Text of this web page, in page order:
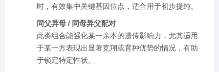
时，有效集中关键基因位点，适合用于初步提纯。
同父异母 / 同母异父配对
此类组合能强化某一亲本的遗传影响力，尤其适用
于某一方表现出显著竞翔或育种优势的情况，有助
于锁定特定性状。